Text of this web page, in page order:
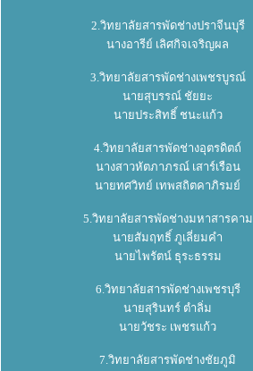
2.วิทยาลัยสารพัดช่างปราจีนบุรี
นางอารีย์ เลิศกิจเจริญผล
3.วิทยาลัยสารพัดช่างเพชรบูรณ์
นายสุบรรณ์ ชัยยะ
นายประสิทธิ์ ชนะแก้ว
4.วิทยาลัยสารพัดช่างอุตรดิตถ์
นางสาวหัตภาภรณ์ เสาร์เรือน
นายทศวิทย์ เทพสถิตคาภิรมย์
5.วิทยาลัยสารพัดช่างมหาสารคาม
นายสัมฤทธิ์ ภูเลี่ยมคำ
นายไพรัตน์ ธุระธรรม
6.วิทยาลัยสารพัดช่างเพชรบุรี
นายสุรินทร์ ตำลิ่ม
นายวัชระ เพชรแก้ว
7.วิทยาลัยสารพัดช่างชัยภูมิ